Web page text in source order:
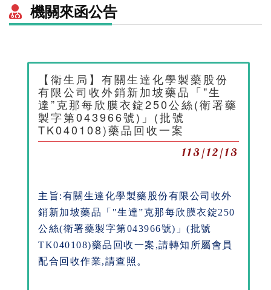
機關來函公告
【衛生局】有關生達化學製藥股份
有限公司收外銷新加坡藥品「"生
達”克那每欣膜衣錠250公絲(衛署藥
製字第043966號)」(批號
TK040108)藥品回收一案
113/12/13
主旨:有關生達化學製藥股份有限公司收外
銷新加坡藥品「"生達”克那每欣膜衣錠250
公絲(衛署藥製字第043966號)」(批號
TK040108)藥品回收一案,請轉知所屬會員
配合回收作業,請查照。